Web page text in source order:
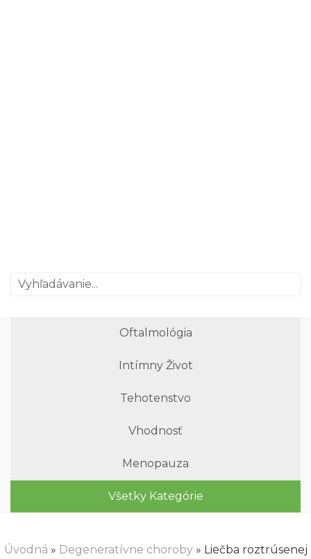
Oftalmológia
Intímny Život
Tehotenstvo
Vhodnosť
Menopauza
Všetky Kategórie
Úvodná » Degeneratívne choroby» Liečba roztrúsenej